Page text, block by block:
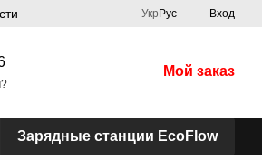
Укр Рус Вход
Мой заказ
Зарядные станции EcoFlow